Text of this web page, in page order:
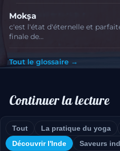
Mokṣa
c'est l'état d'éternelle et
finale de…
Tout le glossaire →
Continuer la lecture
Tout La pratique du yoga
Découvrir l'Inde
Saveurs